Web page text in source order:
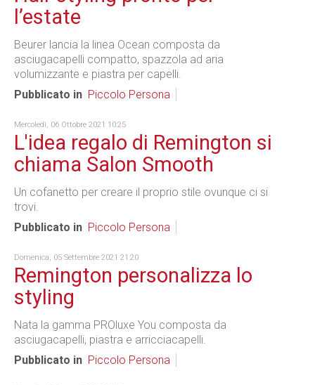
l’estate
Beurer lancia la linea Ocean composta da
asciugacapelli compatto, spazzola ad aria
volumizzante e piastra per capelli.
Pubblicato in Piccolo Persona
Mercoledì, 06 Ottobre 2021 10:25
L'idea regalo di Remington si
chiama Salon Smooth
Un cofanetto per creare il proprio stile ovunque ci si
trovi.
Pubblicato in Piccolo Persona
Domenica, 05 Settembre 2021 21:20
Remington personalizza lo
styling
Nata la gamma PROluxe You composta da
asciugacapelli, piastra e arricciacapelli.
Pubblicato in Piccolo Persona